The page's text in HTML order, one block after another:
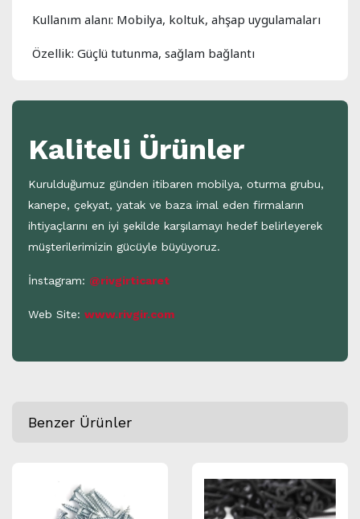
Kullanım alanı: Mobilya, koltuk, ahşap uygulamaları
Özellik: Güçlü tutunma, sağlam bağlantı
Kaliteli Ürünler
Kurulduğumuz günden itibaren mobilya, oturma grubu,
kanepe, çekyat, yatak ve baza imal eden firmaların
ihtiyaçlarını en iyi şekilde karşılamayı hedef belirleyerek
müşterilerimizin gücüyle büyüyoruz.
İnstagram: @rivgirticaret
Web Site: www.rivgir.com
Benzer Ürünler